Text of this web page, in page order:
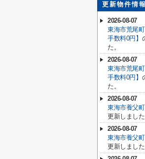
更新物件情報
2026-08-07
東海市荒尾
手数料0円】
た。
2026-08-07
東海市荒尾
手数料0円】
た。
2026-08-07
東海市養父
更新しました
2026-08-07
東海市養父
更新しました